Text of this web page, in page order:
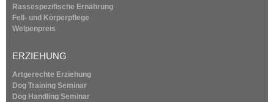
Rassespezifische Ernährung
Fell- und Körperpflege
Welpenpreis
ERZIEHUNG
Artgerechte Erziehung
Dog Training Seminar
Dog Handling Seminar